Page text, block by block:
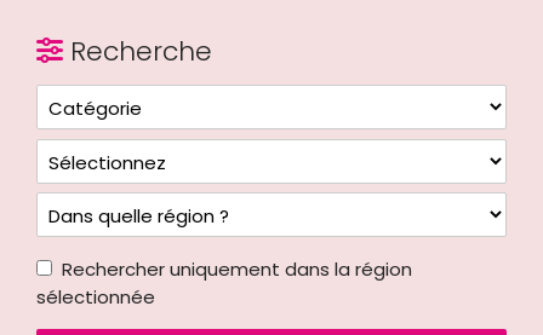
Recherche
Rechercher uniquement dans la région
sélectionnée